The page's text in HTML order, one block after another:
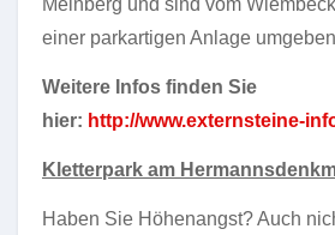
Meinberg und sind vom
einer parkartigen Anlage
Weitere Infos finden Sie
hier: http://www.externsteine-
Kletterpark am
Haben Sie Höhenangst? Auch